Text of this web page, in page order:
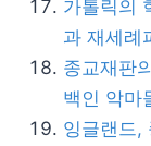
가톨릭의
과 재세례
종교재판
백인 악마
잉글랜드,